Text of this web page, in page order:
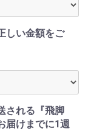
しい金額をご
される『飛脚
届けまでに1週